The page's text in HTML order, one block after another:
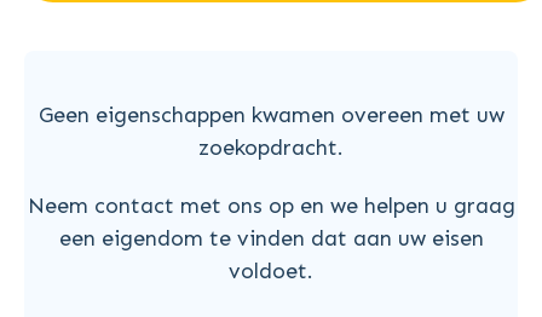
Geen eigenschappen kwamen overeen met uw
zoekopdracht.
Neem contact met ons op en we helpen u graag
een eigendom te vinden dat aan uw eisen
voldoet.